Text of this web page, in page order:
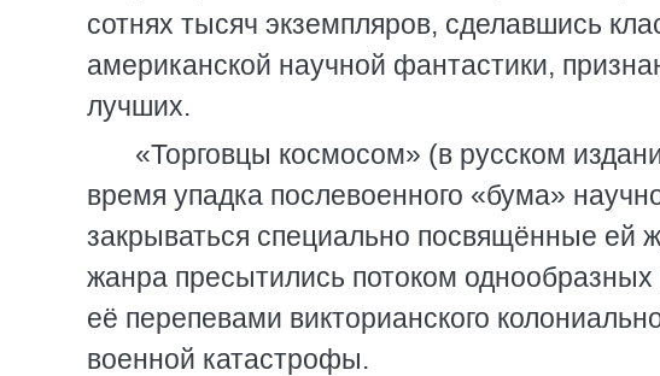
сотнях тысяч экземпляров, сделавшись
американской научной фантастики,
лучших.
«Торговцы космосом» (в русском
время упадка послевоенного «бума»
закрываться специально посвящённые ей
жанра пресытились потоком
её перепевами викторианского
военной катастрофы.